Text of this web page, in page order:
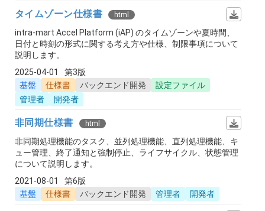
タイムゾーン仕様書 html
intra-mart Accel Platform (iAP) のタイムゾーンや夏時間、
日付と時刻の形式に関する考え方や仕様、制限事項について
説明します。
2025-04-01
第3版
基盤
仕様書 バックエンド開発
設定ファイル
管理者
開発者
非同期仕様書 html
非同期処理機能のタスク、並列処理機能、直列処理機能、キ
ュー管理、終了通知と強制停止、ライフサイクル、状態管理
について説明します。
2021-08-01
第6版
基盤
仕様書 バックエンド開発 管理者 開発者